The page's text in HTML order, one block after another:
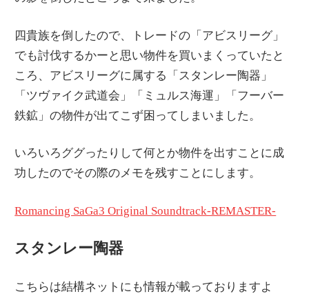
四貴族を倒したので、トレードの「アビスリーグ」
でも討伐するかーと思い物件を買いまくっていたと
ころ、アビスリーグに属する「スタンレー陶器」
「ツヴァイク武道会」「ミュルス海運」「フーバー
鉄鉱」の物件が出てこず困ってしまいました。
いろいろググったりして何とか物件を出すことに成
功したのでその際のメモを残すことにします。
Romancing SaGa3 Original Soundtrack-REMASTER-
スタンレー陶器
こちらは結構ネットにも情報が載っておりますよ